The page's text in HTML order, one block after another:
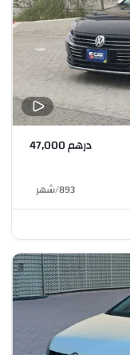
درهم 47,000
893
/شهر